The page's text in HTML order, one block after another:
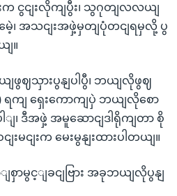
ငွငျးလိုကျပွီး၊ သွဂုတျလလယျ
ေဲ့၊ အသငျးအဖှဲ့မှတျပုံတငျရမှလို့ ပွ
။
ျဖွဈသှားပွနျပါပွီ၊ ဘယျလိုဖွဈ
ရကျ ရှေးကောကျပှဲ ဘယျလိုစော
ဒီအဖှဲ့ အမူဆောငျဒါရိုကျတာ စို
းမငျးက မေးမွနျးထားပါတယျ။
ာျစှာမွင့ျခငျဗြား အခုဘယျလိုပွနျ